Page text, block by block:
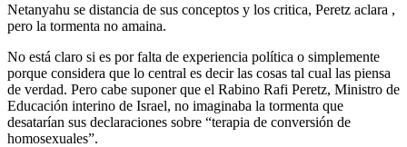
Netanyahu se distancia de sus conceptos y los critica, Peretz aclara ,
pero la tormenta no amaina.
No está claro si es por falta de experiencia política o simplemente
porque considera que lo central es decir las cosas tal cual las piensa
de verdad. Pero cabe suponer que el Rabino Rafi Peretz, Ministro de
Educación interino de Israel, no imaginaba la tormenta que
desatarían sus declaraciones sobre “terapia de conversión de
homosexuales”.